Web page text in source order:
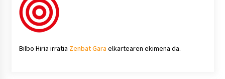
Bilbo Hiria irratia Zenbat Gara elkartearen ekimena da.